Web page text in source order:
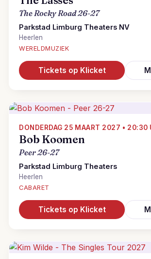
The Rocky Road 26-27
Parkstad Limburg Theaters NV
Heerlen
WERELDMUZIEK
Tickets op Klicket
DONDERDAG 25 MAART 2027 • 20:30
Bob Koomen
Peer 26-27
Parkstad Limburg Theaters
Heerlen
CABARET
Tickets op Klicket